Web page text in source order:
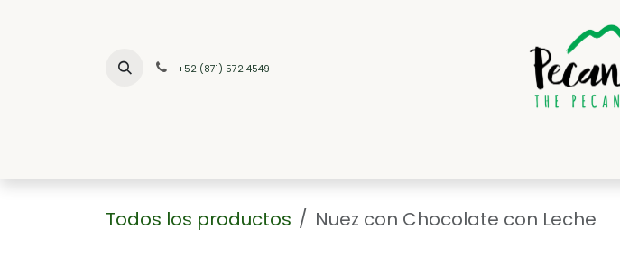
+52 (871) 572 4549
Todos los productos Nuez con Chocolate con Leche